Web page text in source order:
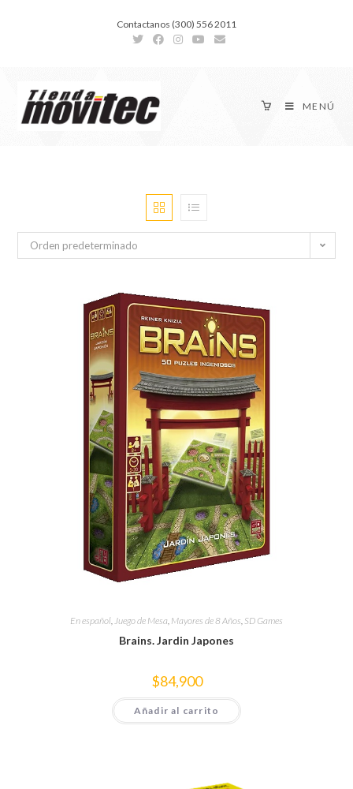
Contactanos (300) 556 2011
MENÚ
Orden predeterminado
En español,Juego de Mesa, Mayores de 8 Años, SD Games
Brains. Jardin Japones
$84,900
Añadir al carrito